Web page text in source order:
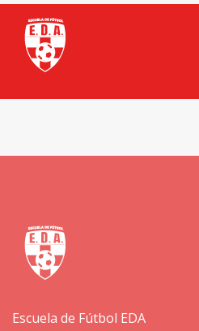
Escuela de Fútbol EDA